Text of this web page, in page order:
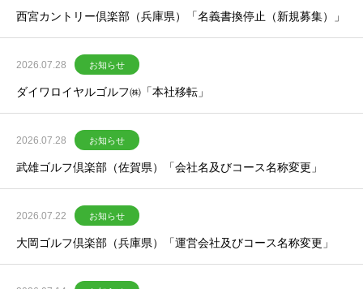
西宮カントリー倶楽部（兵庫県）「名義書換停止（新規募集）」
2026.07.28 お知らせ
ダイワロイヤルゴルフ㈱「本社移転」
2026.07.28 お知らせ
武雄ゴルフ倶楽部（佐賀県）「会社名及びコース名称変更」
2026.07.22 お知らせ
大岡ゴルフ倶楽部（兵庫県）「運営会社及びコース名称変更」